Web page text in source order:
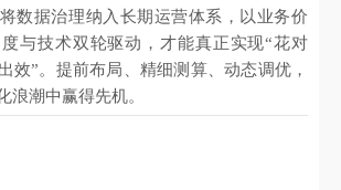
数据治理纳入长期运营体系，以业务价
与技术双轮驱动，才能真正实现“花对
效”。提前布局、精细测算、动态调优，
浪潮中赢得先机。